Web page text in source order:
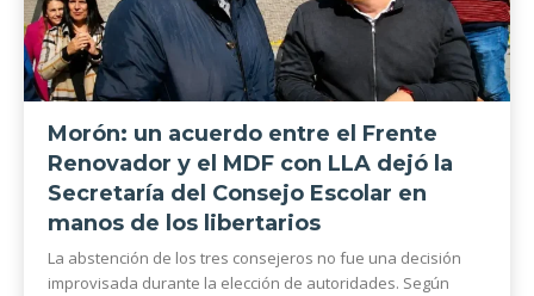
Morón: un acuerdo entre el Frente
Renovador y el MDF con LLA dejó la
Secretaría del Consejo Escolar en
manos de los libertarios
La abstención de los tres consejeros no fue una decisión
improvisada durante la elección de autoridades. Según